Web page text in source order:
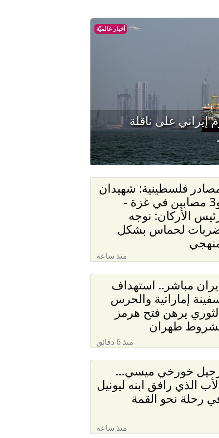
أخبار عالميّة
على ناقلة
فلسطينية: شهيدان
و3 مصابين في غزة -
الأركان: نوجه
لحماس بشكل
منذ ساعة
مباشر.. استهداف
إماراتية والحرس
يرهن فتح هرمز
طهران
منذ 6 دقائق
خورخي ميسي…
الذي رافق ابنه ليونيل
رحلة نحو القمة
منذ ساعة